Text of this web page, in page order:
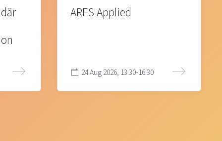
ARES Applied
24 Aug 2026, 13:30-16:30